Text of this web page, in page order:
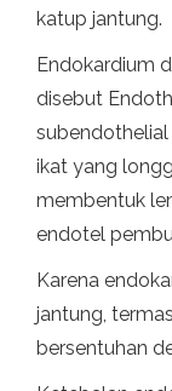
katup jantung.
Endokardium
disebut
subendothelial
ikat yang
membentuk
endotel
Karena
jantung,
bersentuhan